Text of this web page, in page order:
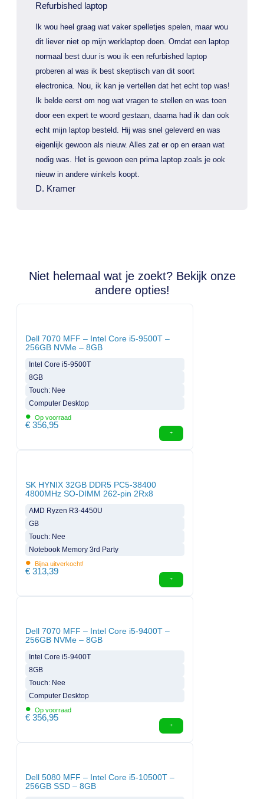
Refurbished laptop
Ik wou heel graag wat vaker spelletjes spelen, maar wou
dit liever niet op mijn werklaptop doen. Omdat een laptop
normaal best duur is wou ik een refurbished laptop
proberen al was ik best skeptisch van dit soort
electronica. Nou, ik kan je vertellen dat het echt top was!
Ik belde eerst om nog wat vragen te stellen en was toen
door een expert te woord gestaan, daarna had ik dan ook
echt mijn laptop besteld. Hij was snel geleverd en was
eigenlijk gewoon als nieuw. Alles zat er op en eraan wat
nodig was. Het is gewoon een prima laptop zoals je ook
nieuw in andere winkels koopt.
D. Kramer
Niet helemaal wat je zoekt? Bekijk onze
andere opties!
Dell 7070 MFF – Intel Core i5-9500T –
256GB NVMe – 8GB
Intel Core i5-9500T
8GB
Touch: Nee
Computer Desktop
• Op voorraad
€ 356,95
SK HYNIX 32GB DDR5 PC5-38400
4800MHz SO-DIMM 262-pin 2Rx8
AMD Ryzen R3-4450U
GB
Touch: Nee
Notebook Memory 3rd Party
• Bijna uitverkocht!
€ 313,39
Dell 7070 MFF – Intel Core i5-9400T –
256GB NVMe – 8GB
Intel Core i5-9400T
8GB
Touch: Nee
Computer Desktop
• Op voorraad
€ 356,95
Dell 5080 MFF – Intel Core i5-10500T –
256GB SSD – 8GB